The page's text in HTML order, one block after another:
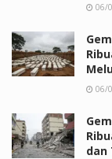
06/
06/
dan